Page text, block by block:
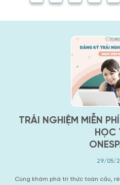
TRẢI NGHIỆM MIỄN
HỌC
29/05/
Cùng khám phá tri thức toàn cầu,